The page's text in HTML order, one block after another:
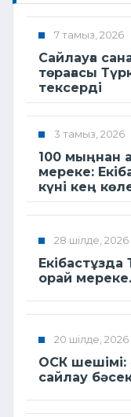
7 тамыз, 2026
Сайлауға
төрағасы
тексерді
3 тамыз, 2026
100 мыңнан
мереке:
күні кең
28 шілде, 2026
орай
20 шілде, 2026
ОСК шешімі:
сайлау